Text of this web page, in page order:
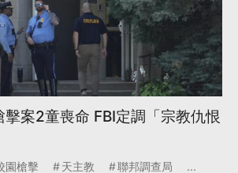
案2童喪命 FBI定調「宗教仇恨
園槍擊 天主教 聯邦調查局 ...